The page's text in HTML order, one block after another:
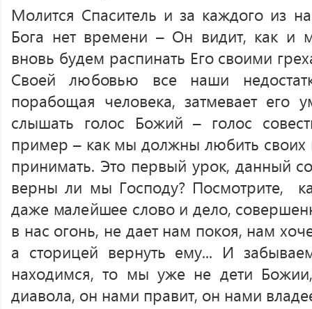
Молится Спаситель и за каждого из
Бога нет времени – Он видит, как и
вновь будем распинать Его своими
Своей любовью все наши
порабощая человека, затмевает его
слышать голос Божий – голос
пример – как мы должны любить
принимать. Это первый урок, данный
верны ли мы Господу? Посмотрите,
даже малейшее слово и дело,
в нас огонь, не дает нам покоя, нам
а сторицей вернуть ему... И
находимся, то мы уже не дети
диавола, он нами правит, он нами